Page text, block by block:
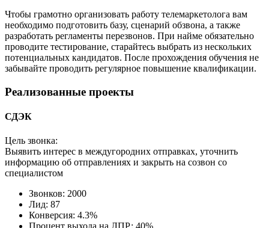
Чтобы грамотно организовать работу телемаркетолога вам
необходимо подготовить базу, сценарий обзвона, а также
разработать регламенты перезвонов. При найме обязательно
проводите тестирование, старайтесь выбрать из нескольких
потенциальных кандидатов. После прохождения обучения не
забывайте проводить регулярное повышение квалификации.
Реализованные проекты
СДЭК
Цель звонка:
Выявить интерес в междугородних отправках, уточнить
информацию об отправлениях и закрыть на созвон со
специалистом
Звонков: 2000
Лид: 87
Конверсия: 4.3%
Процент выхода на ЛПР: 40%